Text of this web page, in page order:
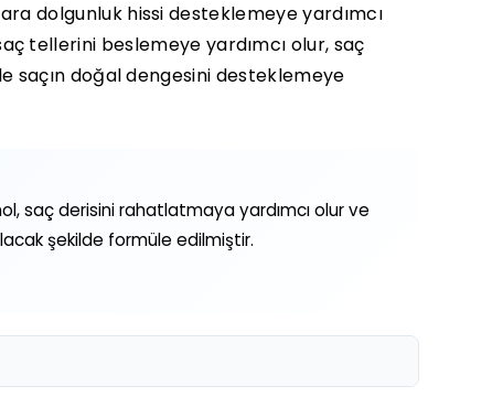
dolgunluk hissi desteklemeye yardımcı
tellerini beslemeye yardımcı olur, saç
saçın doğal dengesini desteklemeye
saç derisini rahatlatmaya yardımcı olur ve
şekilde formüle edilmiştir.